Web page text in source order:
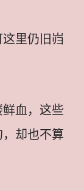
里仍旧岿
血，这些
却也不算